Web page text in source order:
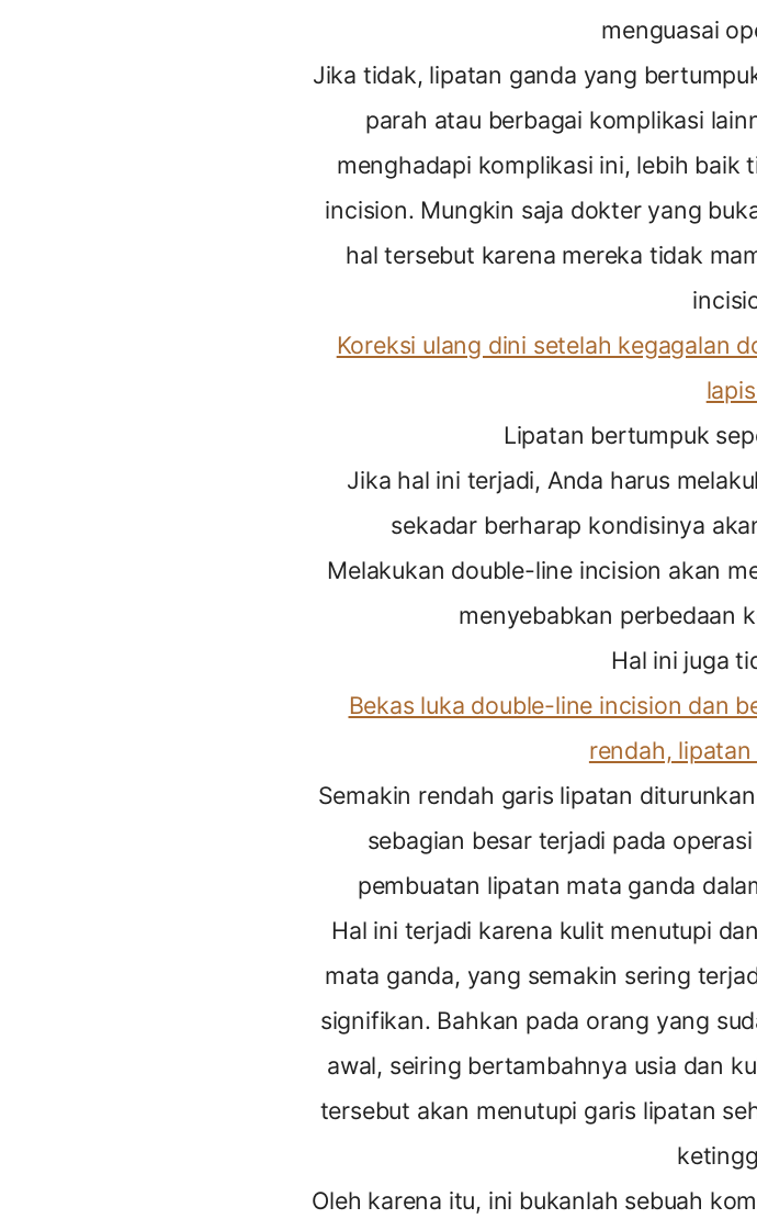
menguasai
Jika tidak, lipatan ganda yang
parah atau berbagai komplikasi
menghadapi komplikasi ini, lebih baik
incision. Mungkin saja dokter yang
hal tersebut karena mereka tidak
Koreksi ulang dini setelah kegagalan
Lipatan bertumpuk
Jika hal ini terjadi, Anda harus
sekadar berharap kondisinya
Melakukan double-line incision akan
menyebabkan perbedaan
Hal ini juga
Bekas luka double-line incision dan
rendah,
Semakin rendah garis lipatan
sebagian besar terjadi pada
pembuatan lipatan mata ganda
Hal ini terjadi karena kulit menutupi
mata ganda, yang semakin sering
signifikan. Bahkan pada orang yang
awal, seiring bertambahnya usia dan
tersebut akan menutupi garis lipatan
Oleh karena itu, ini bukanlah sebuah